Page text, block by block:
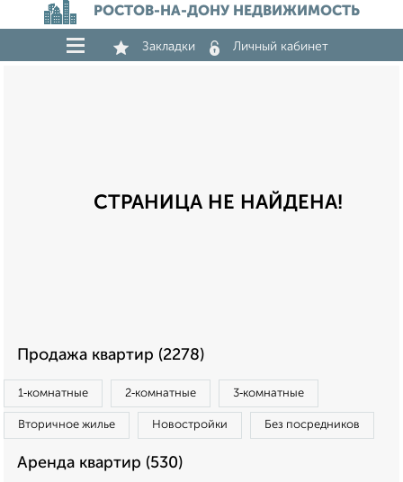
РОСТОВ-НА-ДОНУ НЕДВИЖИМОСТЬ
Закладки Личный кабинет
СТРАНИЦА НЕ НАЙДЕНА!
Продажа квартир (2278)
1‑комнатные 2‑комнатные 3‑комнатные
Вторичное жилье Новостройки Без посредников
Аренда квартир (530)